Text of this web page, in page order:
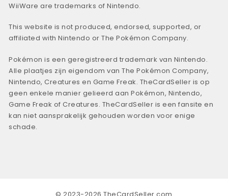
WiiWare are trademarks of Nintendo.
This website is not produced, endorsed, supported, or
affiliated with Nintendo or The Pokémon Company.
Pokémon is een geregistreerd trademark van Nintendo.
Alle plaatjes zijn eigendom van The Pokémon Company,
Nintendo, Creatures en Game Freak. TheCardSeller is op
geen enkele manier gelieerd aan Pokémon, Nintendo,
Game Freak of Creatures. TheCardSeller is een fansite en
kan niet aansprakelijk gehouden worden voor enige
schade.
© 2023-2026 TheCardSeller.com